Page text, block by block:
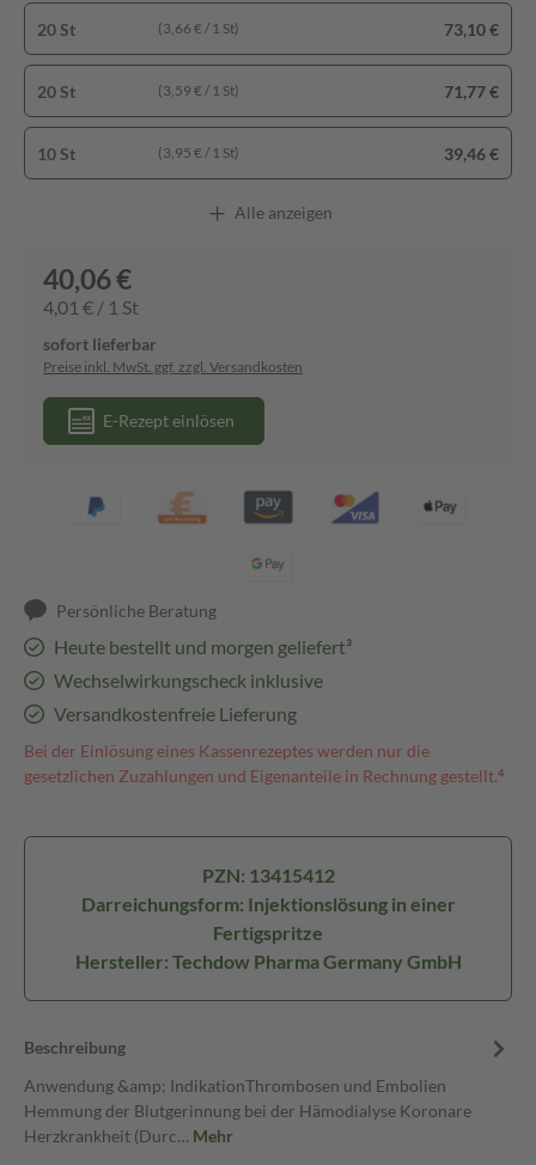
20 St (3,66 € / 1 St) 73,10 €
20 St (3,59 € / 1 St) 71,77 €
10 St (3,95 € / 1 St) 39,46 €
Alle anzeigen
40,06 €
4,01 € / 1 St
sofort lieferbar
Preise inkl. MwSt. ggf. zzgl. Versandkosten
E-Rezept einlösen
Persönliche Beratung
Heute bestellt und morgen geliefert³
Wechselwirkungscheck inklusive
Versandkostenfreie Lieferung
Bei der Einlösung eines Kassenrezeptes werden nur die
gesetzlichen Zuzahlungen und Eigenanteile in Rechnung gestellt.⁴
PZN: 13415412
Darreichungsform: Injektionslösung in einer
Fertigspritze
Hersteller: Techdow Pharma Germany GmbH
Beschreibung
Anwendung &amp; IndikationThrombosen und Embolien
Hemmung der Blutgerinnung bei der Hämodialyse Koronare
Herzkrankheit (Durc… Mehr